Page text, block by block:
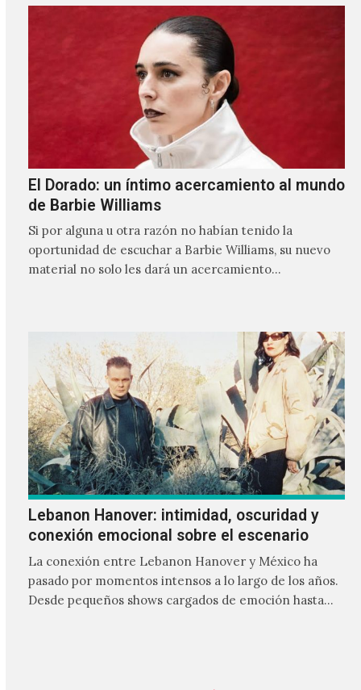
El Dorado: un íntimo acercamiento al mundo
de Barbie Williams
Si por alguna u otra razón no habían tenido la
oportunidad de escuchar a Barbie Williams, su nuevo
material no solo les dará un acercamiento…
Lebanon Hanover: intimidad, oscuridad y
conexión emocional sobre el escenario
La conexión entre Lebanon Hanover y México ha
pasado por momentos intensos a lo largo de los años.
Desde pequeños shows cargados de emoción hasta